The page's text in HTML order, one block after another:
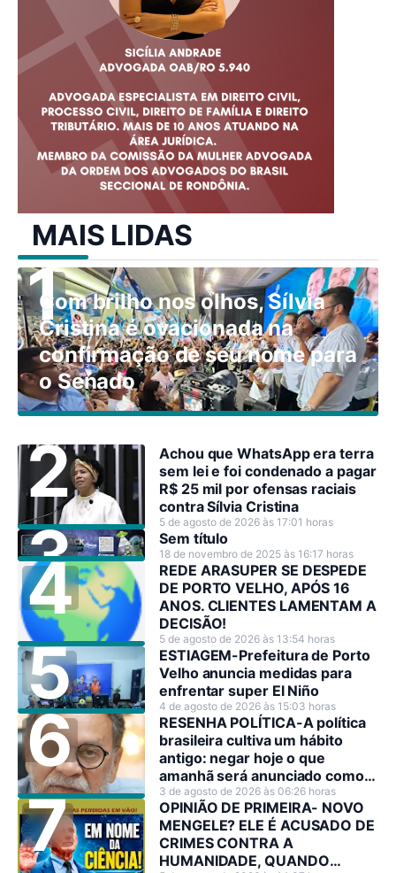
MAIS LIDAS
Com brilho nos olhos, Sílvia
Cristina é ovacionada na
confirmação de seu nome para
o Senado
Achou que WhatsApp era terra
sem lei e foi condenado a pagar
R$ 25 mil por ofensas raciais
contra Sílvia Cristina
5 de agosto de 2026 às 17:01 horas
Sem título
18 de novembro de 2025 às 16:17 horas
REDE ARASUPER SE DESPEDE
DE PORTO VELHO, APÓS 16
ANOS. CLIENTES LAMENTAM A
DECISÃO!
5 de agosto de 2026 às 13:54 horas
ESTIAGEM-Prefeitura de Porto
Velho anuncia medidas para
enfrentar super El Niño
4 de agosto de 2026 às 15:03 horas
RESENHA POLÍTICA-A política
brasileira cultiva um hábito
antigo: negar hoje o que
amanhã será anunciado como
decisão estratégica.
3 de agosto de 2026 às 06:26 horas
OPINIÃO DE PRIMEIRA- NOVO
MENGELE? ELE É ACUSADO DE
CRIMES CONTRA A
HUMANIDADE, QUANDO